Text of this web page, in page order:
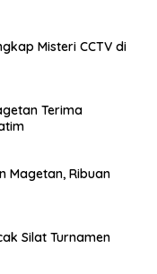
Misteri CCTV di
Terima
Magetan, Ribuan
Silat Turnamen